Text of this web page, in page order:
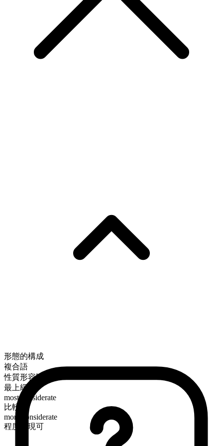
形態的構成
複合語
性質形容詞
最上級
most considerate
比較級
more considerate
程度表現可